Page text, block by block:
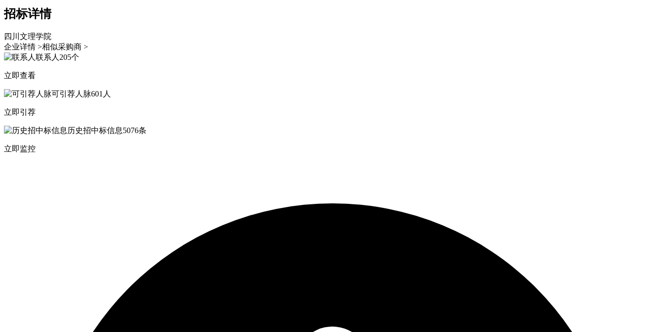
招标详情
四川文理学院
企业详情 >相似采购商 >
联系人 205个
立即查看
可引荐人脉601人
立即引荐
历史招中标信息5076条
立即监控